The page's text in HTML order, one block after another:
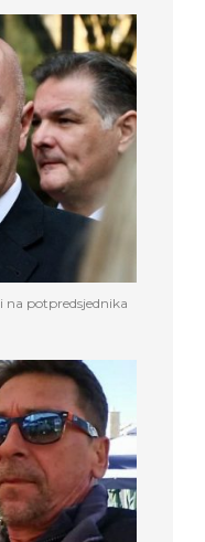
na potpredsjednika